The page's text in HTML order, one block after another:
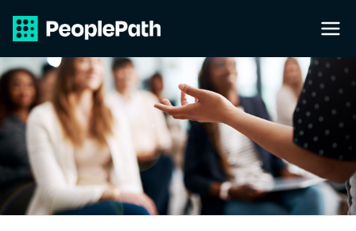
obsah
PeopleP
ath s.r.o.